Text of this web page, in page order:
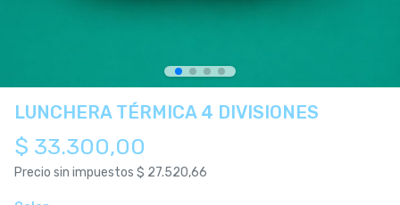
LUNCHERA TÉRMICA 4 DIVISIONES
$ 33.300,00
Precio sin impuestos $ 27.520,66